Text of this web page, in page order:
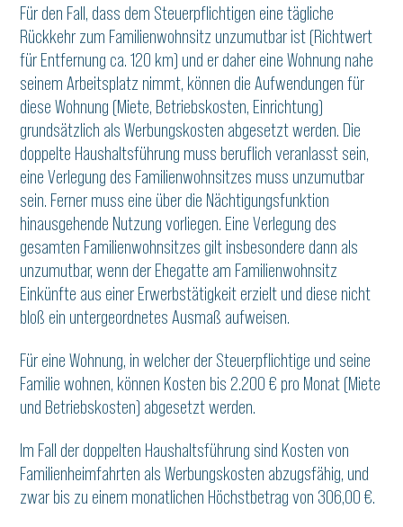
Für den Fall, dass dem Steuerpflichtigen eine tägliche
Rückkehr zum Familienwohnsitz unzumutbar ist (Richtwert
für Entfernung ca. 120 km) und er daher eine Wohnung nahe
seinem Arbeitsplatz nimmt, können die Aufwendungen für
diese Wohnung (Miete, Betriebskosten, Einrichtung)
grundsätzlich als Werbungskosten abgesetzt werden. Die
doppelte Haushaltsführung muss beruflich veranlasst sein,
eine Verlegung des Familienwohnsitzes muss unzumutbar
sein. Ferner muss eine über die Nächtigungsfunktion
hinausgehende Nutzung vorliegen. Eine Verlegung des
gesamten Familienwohnsitzes gilt insbesondere dann als
unzumutbar, wenn der Ehegatte am Familienwohnsitz
Einkünfte aus einer Erwerbstätigkeit erzielt und diese nicht
bloß ein untergeordnetes Ausmaß aufweisen.
Für eine Wohnung, in welcher der Steuerpflichtige und seine
Familie wohnen, können Kosten bis 2.200 € pro Monat (Miete
und Betriebskosten) abgesetzt werden.
Im Fall der doppelten Haushaltsführung sind Kosten von
Familienheimfahrten als Werbungskosten abzugsfähig, und
zwar bis zu einem monatlichen Höchstbetrag von 306,00 €.